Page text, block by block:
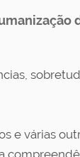
e várias